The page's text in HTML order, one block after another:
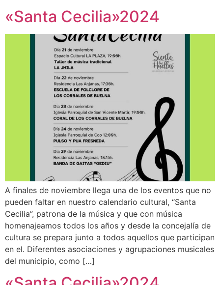
«Santa Cecilia»2024
A finales de noviembre llega una de los eventos que no
pueden faltar en nuestro calendario cultural, “Santa
Cecilia”, patrona de la música y que con música
homenajeamos todos los años y desde la concejalía de
cultura se prepara junto a todos aquellos que participan
en el. Diferentes asociaciones y agrupaciones musicales
del municipio, como […]